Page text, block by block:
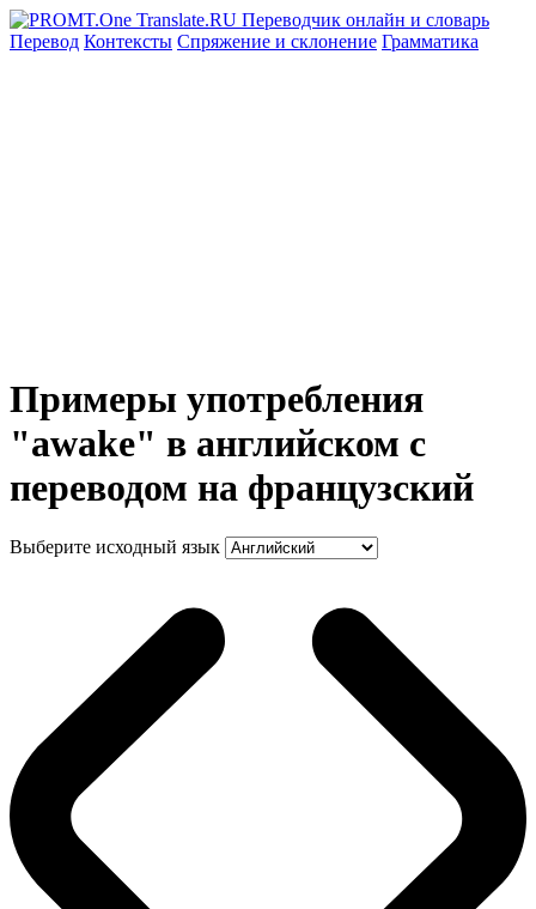
Перевод Контексты Спряжение и склонение Грамматика
Примеры употребления
"awake" в английском с
переводом на французский
Выберите исходный язык